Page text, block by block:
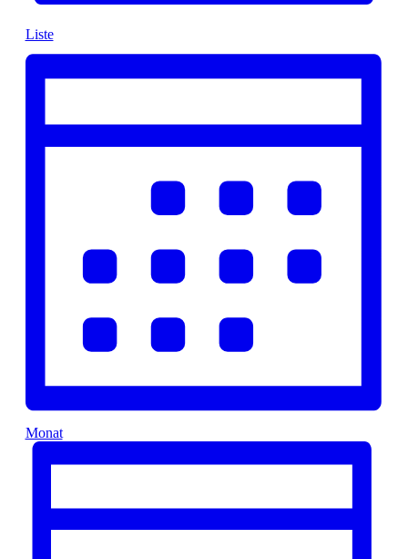
Liste
Monat